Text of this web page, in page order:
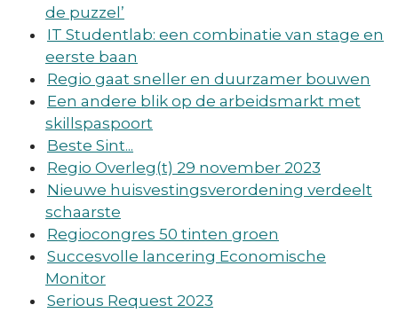
de puzzel’
IT Studentlab: een combinatie van stage en
eerste baan
Regio gaat sneller en duurzamer bouwen
Een andere blik op de arbeidsmarkt met
skillspaspoort
Beste Sint...
Regio Overleg(t) 29 november 2023
Nieuwe huisvestingsverordening verdeelt
schaarste
Regiocongres 50 tinten groen
Succesvolle lancering Economische
Monitor
Serious Request 2023